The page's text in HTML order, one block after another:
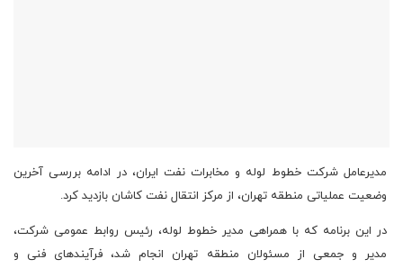
مدیرعامل شرکت خطوط لوله و مخابرات نفت ایران، در ادامه بررسی آخرین
وضعیت عملیاتی منطقه تهران، از مرکز انتقال نفت کاشان بازدید کرد.
در این برنامه که با همراهی مدیر خطوط لوله، رئیس روابط عمومی شرکت،
مدیر و جمعی از مسئولان منطقه تهران انجام شد، فرآیندهای فنی و